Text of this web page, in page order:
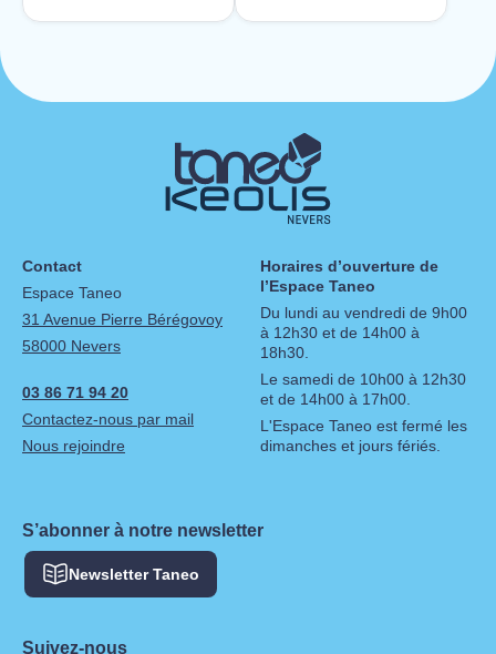
Contact
Espace Taneo
31 Avenue Pierre Bérégovoy
58000 Nevers
03 86 71 94 20
Contactez-nous par mail
Nous rejoindre
Horaires d’ouverture de
l’Espace Taneo
Du lundi au vendredi de 9h00
à 12h30 et de 14h00 à
18h30.
Le samedi de 10h00 à 12h30
et de 14h00 à 17h00.
L'Espace Taneo est fermé les
dimanches et jours fériés.
S’abonner à notre newsletter
Newsletter Taneo
Suivez-nous